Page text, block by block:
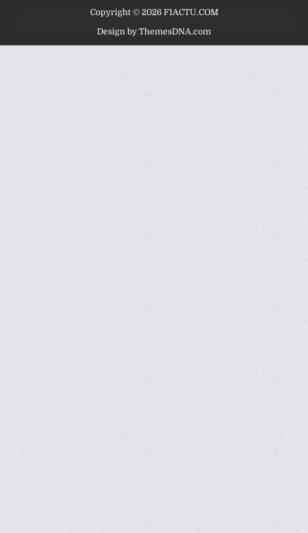
Copyright © 2026 F1ACTU.COM
Design by ThemesDNA.com